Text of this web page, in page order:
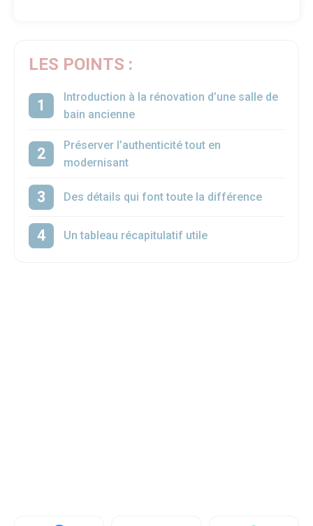
LES POINTS :
Introduction à la rénovation d’une salle de
bain ancienne
Préserver l’authenticité tout en
modernisant
Des détails qui font toute la différence
Un tableau récapitulatif utile